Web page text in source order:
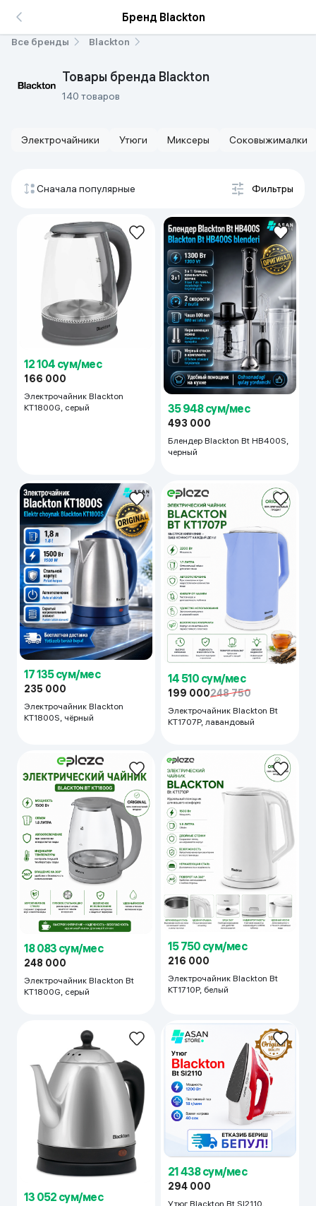
Бренд Blackton
Все бренды Blackton
Товары бренда Blackton
140 товаров
Электрочайники Утюги Миксеры Соковыжималки
Сначала популярные Фильтры
12 104 сум/мес
166 000
Электрочайник Blackton
KT1800G, серый
35 948 сум/мес
493 000
Блендер Blackton Bt HB400S,
черный
17 135 сум/мес
235 000
Электрочайник Blackton
KT1800S, чёрный
14 510 сум/мес
199 000248 750
Электрочайник Blackton Bt
KT1707P, лавандовый
18 083 сум/мес
248 000
Электрочайник Blackton Bt
KT1800G, серый
15 750 сум/мес
216 000
Электрочайник Blackton Bt
KT1710P, белый
13 052 сум/мес
21 438 сум/мес
294 000
Утюг Blackton Bt SI2110,